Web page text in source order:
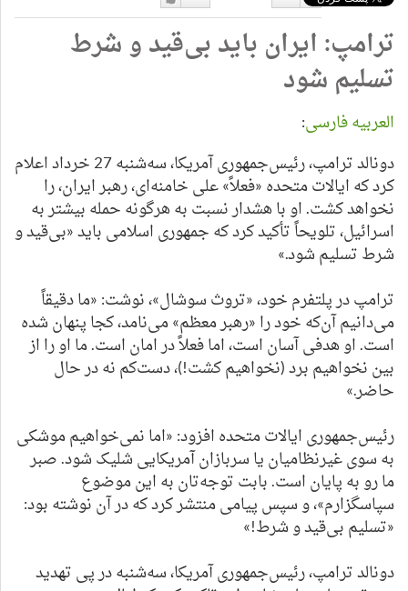
دوست
دارم
دوست
نداشتن
ترامپ: ایران باید بی‌قید و شرط
تسلیم شود
العربیه فارسی:
دونالد ترامپ، رئیس‌جمهوری آمریکا، سه‌شنبه 27 خرداد اعلام
کرد که ایالات متحده «فعلاً» علی خامنه‌ای، رهبر ایران، را
نخواهد کشت. او با هشدار نسبت به هرگونه حمله بیشتر به
اسرائیل، تلویحاً تأکید کرد که جمهوری اسلامی باید «بی‌قید و
شرط تسلیم شود.»
ترامپ در پلتفرم خود، «تروث سوشال»، نوشت: «ما دقیقاً
می‌دانیم آن‌که خود را «رهبر معظم» می‌نامد، کجا پنهان شده
است. او هدفی آسان است، اما فعلاً در امان است. ما او را از
بین نخواهیم برد (نخواهیم کشت!)، دست‌کم نه در حال
حاضر.»
رئیس‌جمهوری ایالات متحده افزود: «اما نمی‌خواهیم موشکی
به سوی غیرنظامیان یا سربازان آمریکایی شلیک شود. صبر
ما رو به پایان است. بابت توجه‌تان به این موضوع
سپاسگزارم»، و سپس پیامی منتشر کرد که در آن نوشته بود:
«تسلیم بی‌قید و شرط!»
دونالد ترامپ، رئیس‌جمهوری آمریکا، سه‌شنبه در پی تهدید